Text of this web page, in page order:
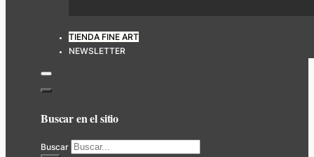
TIENDA FINE ART
NEWSLETTER
Buscar en el sitio
Buscar